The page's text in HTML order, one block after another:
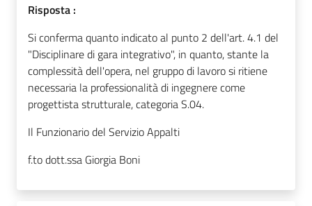
Risposta :
Si conferma quanto indicato al punto 2 dell'art. 4.1 del
"Disciplinare di gara integrativo", in quanto, stante la
complessità dell'opera, nel gruppo di lavoro si ritiene
necessaria la professionalità di ingegnere come
progettista strutturale, categoria S.04.
Il Funzionario del Servizio Appalti
f.to dott.ssa Giorgia Boni